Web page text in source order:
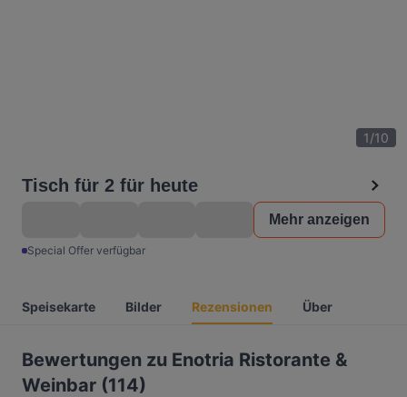
1/10
Tisch für 2 für heute
Mehr anzeigen
Special Offer verfügbar
Speisekarte Bilder Rezensionen Über
Bewertungen zu Enotria Ristorante &
Weinbar (114)